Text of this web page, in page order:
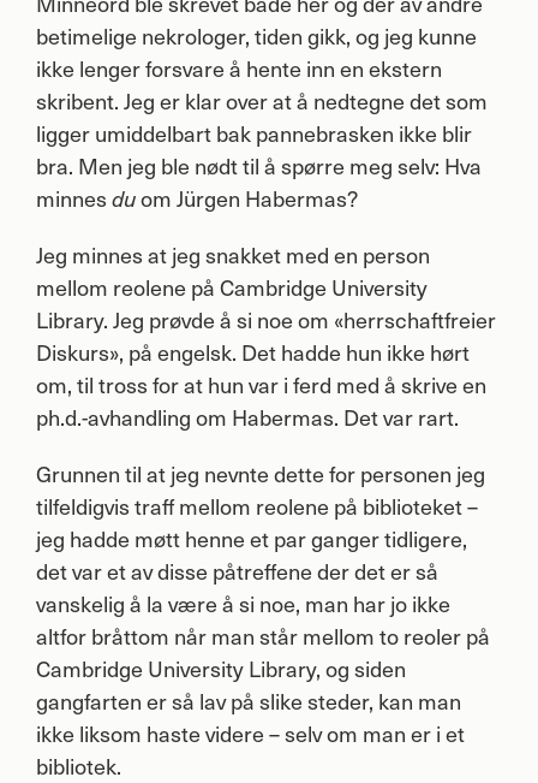
betimelige nekrologer, tiden gikk, og jeg kunne
ikke lenger forsvare å hente inn en ekstern
skribent. Jeg er klar over at å nedtegne det som
ligger umiddelbart bak pannebrasken ikke blir
bra. Men jeg ble nødt til å spørre meg selv: Hva
minnes duom Jürgen Habermas?
Jeg minnes at jeg snakket med en person
mellom reolene på Cambridge University
Library. Jeg prøvde å si noe om «herrschaftfreier
Diskurs», på engelsk. Det hadde hun ikke hørt
om, til tross for at hun var i ferd med å skrive en
ph.d.-avhandling om Habermas. Det var rart.
Grunnen til at jeg nevnte dette for personen jeg
tilfeldigvis traff mellom reolene på biblioteket –
jeg hadde møtt henne et par ganger tidligere,
det var et av disse påtreffene der det er så
vanskelig å la være å si noe, man har jo ikke
altfor bråttom når man står mellom to reoler på
Cambridge University Library, og siden
gangfarten er så lav på slike steder, kan man
ikke liksom haste videre – selv om man er i et
bibliotek.